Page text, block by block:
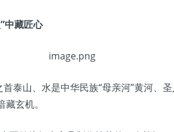
中藏匠心
泰山、水是中华民族“母亲河”黄河、
玄机。